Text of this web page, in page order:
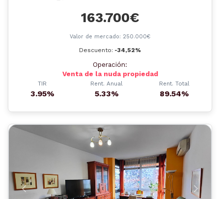
163.700€
Valor de mercado: 250.000€
Descuento: -34,52%
Operación:
Venta de la nuda propiedad
TIR
3.95%
Rent. Anual
5.33%
Rent. Total
89.54%
Anterior